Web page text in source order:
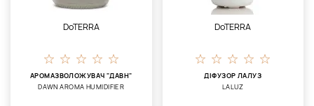
DoTERRA
АРОМАЗВОЛОЖУВАЧ "ДАВН"
DAWN AROMA HUMIDIFIER
DoTERRA
ДІФУЗОР ЛАЛУЗ
LALUZ